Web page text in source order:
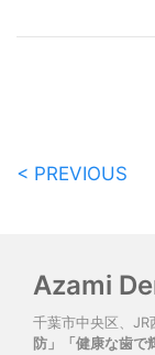
< PREVIOUS
Azami
千葉市中央区、JR
防」「健康な歯で